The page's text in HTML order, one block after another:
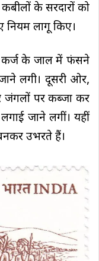
के सरदारों को
नियम लागू किए।
कर्ज के जाल में फंसने
लगी। दूसरी ओर,
जंगलों पर कब्जा कर
जाने लगीं। यहीं
उभरते हैं।